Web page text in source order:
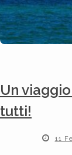
Un
tutti!
11